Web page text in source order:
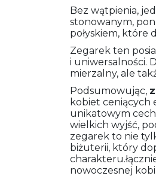
Bez wątpienia,
stonowanym,
połyskiem, które
Zegarek ten
i uniwersalności.
mierzalny, ale
Podsumowując,
kobiet ceniących
unikatowym
wielkich wyjść,
zegarek to nie
biżuterii, który
nowoczesnej